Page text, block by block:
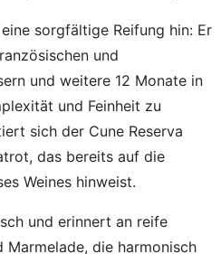
sorgfältige Reifung hin: Er
und
und weitere 12 Monate in
und Feinheit zu
sich der Cune Reserva
das bereits auf die
Weines hinweist.
und erinnert an reife
Marmelade, die harmonisch